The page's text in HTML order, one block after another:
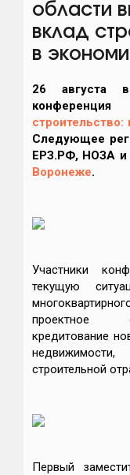
области
вклад
в
26 августа
Следующее
ЕРЗ.РФ, НОЗА и
Воронеже.
Участники
текущую
проектное
кредитование
строительной
Первый